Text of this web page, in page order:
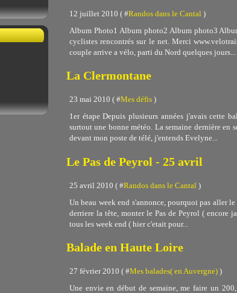
12 juillet 2010 ( #Randos dans le Cantal )
Album Photo1 Album photo2 Album photo3
cyclistes rencontrés sur le net. Merci
couple arrive a vélo, parti du Nord quelques jours...
La Clermontane
23 mai 2010 ( #Mes défis )
1er étape Depuis plusieurs années j'avais cette
surtout une bonne météo. La semaine dernière en
devant mon poste de télé, j'entends Evelyne...
Le Pas de Peyrol - 25 avril
25 avril 2010 ( #Randos dans le Cantal )
Un beau week end s'annonce, pourquoi pas aller
derriere la tête, monter le Pas de Peyrol ( encore
tous les week end ( hier c'etait pour...
Balade en Haute Loire
27 février 2010 ( #Mes balades( en Auvergne) )
Une envie en début de semaine, me faire un